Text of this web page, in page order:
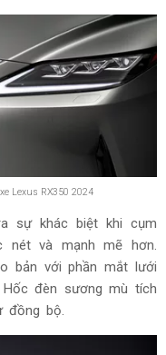
Lexus RX350 2024
sự khác biệt khi cụm
nét và mạnh mẽ hơn.
bản với phần mắt lưới
đèn sương mù tích
đồng bộ.